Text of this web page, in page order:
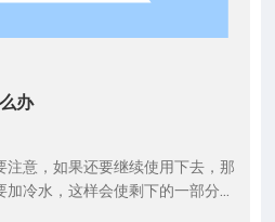
办
意，如果还要继续使用下去，那
冷水，这样会使剩下的一部分涂